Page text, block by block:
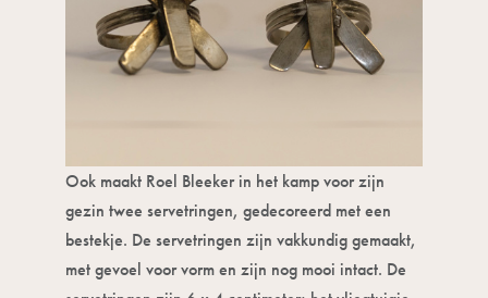
Ook maakt Roel Bleeker in het kamp voor zijn
gezin twee servetringen, gedecoreerd met een
bestekje. De servetringen zijn vakkundig gemaakt,
met gevoel voor vorm en zijn nog mooi intact. De